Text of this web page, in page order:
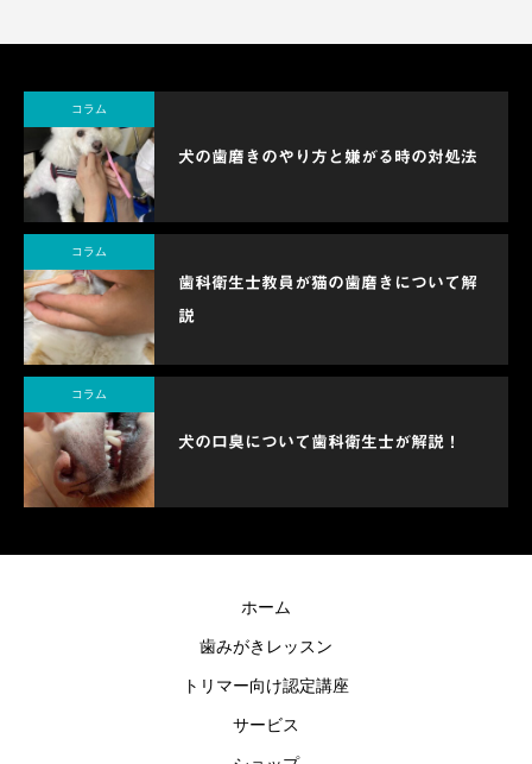
コラム
犬の歯磨きのやり方と嫌がる時の対処法
コラム
歯科衛生士教員が猫の歯磨きについて解
説
コラム
犬の口臭について歯科衛生士が解説！
ホーム
歯みがきレッスン
トリマー向け認定講座
サービス